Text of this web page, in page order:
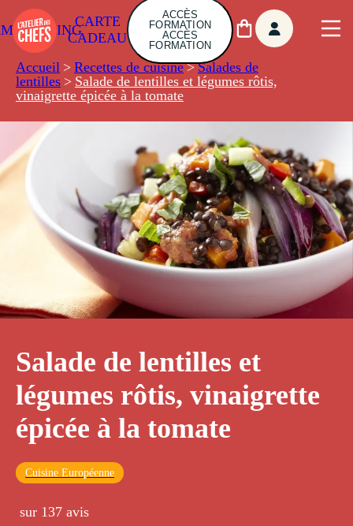
CARTE
CADEAU
ACCÈS
FORMATION
ACCÈS
FORMATION
Accueil > Recettes de cuisine > Salades de
lentilles > Salade de lentilles et légumes rôtis,
vinaigrette épicée à la tomate
Salade de lentilles et
légumes rôtis, vinaigrette
épicée à la tomate
Cuisine Européenne
sur 137 avis